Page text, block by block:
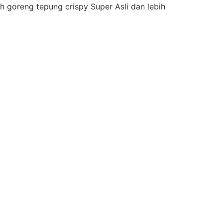
goreng tepung crispy Super Asli dan lebih